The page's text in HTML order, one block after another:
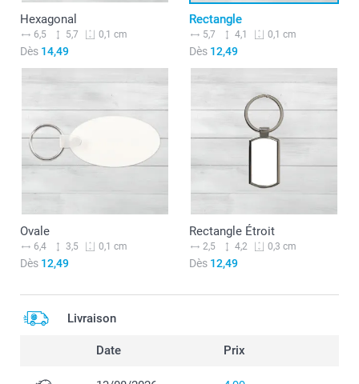
Hexagonal
6,5 5,7 0,1 cm
Dès 14,49
Rectangle
5,7 4,1 0,1 cm
Dès12,49
Ovale
6,4 3,5 0,1 cm
Dès 12,49
Rectangle Étroit
2,5 4,2 0,3 cm
Dès12,49
Livraison
Date Prix